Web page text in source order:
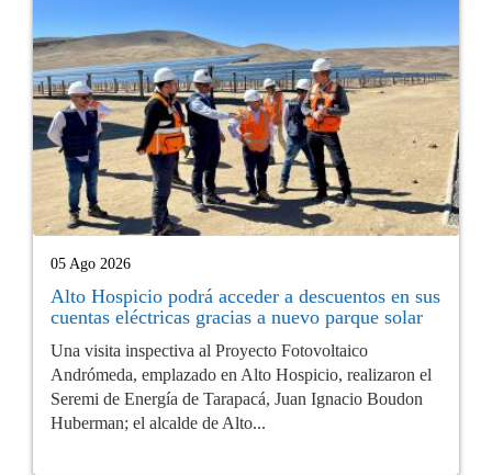
05 Ago 2026
Alto Hospicio podrá acceder a descuentos en sus
cuentas eléctricas gracias a nuevo parque solar
Una visita inspectiva al Proyecto Fotovoltaico
Andrómeda, emplazado en Alto Hospicio, realizaron el
Seremi de Energía de Tarapacá, Juan Ignacio Boudon
Huberman; el alcalde de Alto...